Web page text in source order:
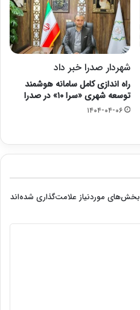
شهردار صدرا خبر داد
راه اندازی کامل سامانه هوشمند
توسعه شهری «سرا ۱۰» در صدرا
۱۴۰۴-۰۴-۰۶
بخش‌های موردنیاز علامت‌گذاری شده‌اند